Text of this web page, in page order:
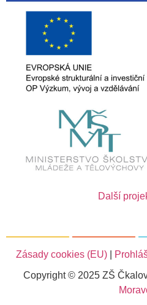
Další
Zásady cookies (EU)
Copyright © 2025 ZŠ